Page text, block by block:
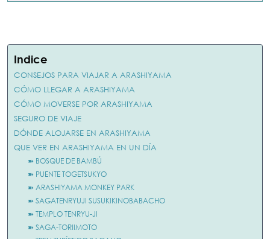
Indice
CONSEJOS PARA VIAJAR A ARASHIYAMA
CÓMO LLEGAR A ARASHIYAMA
CÓMO MOVERSE POR ARASHIYAMA
SEGURO DE VIAJE
DÓNDE ALOJARSE EN ARASHIYAMA
QUE VER EN ARASHIYAMA EN UN DÍA
➽ BOSQUE DE BAMBÚ
➽ PUENTE TOGETSUKYO
➽ ARASHIYAMA MONKEY PARK
➽ SAGATENRYUJI SUSUKIKINOBABACHO
➽ TEMPLO TENRYU-JI
➽ SAGA-TORIIMOTO